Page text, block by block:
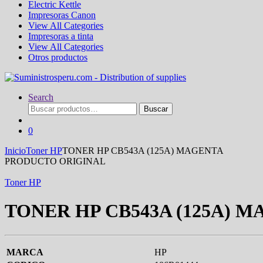
Electric Kettle
Impresoras Canon
View All Categories
Impresoras a tinta
View All Categories
Otros productos
Search
Buscar
por:
Buscar
0
InicioToner HPTONER HP CB543A (125A) MAGENTA
PRODUCTO ORIGINAL
Toner HP
TONER HP CB543A (125A)
MARCA
HP